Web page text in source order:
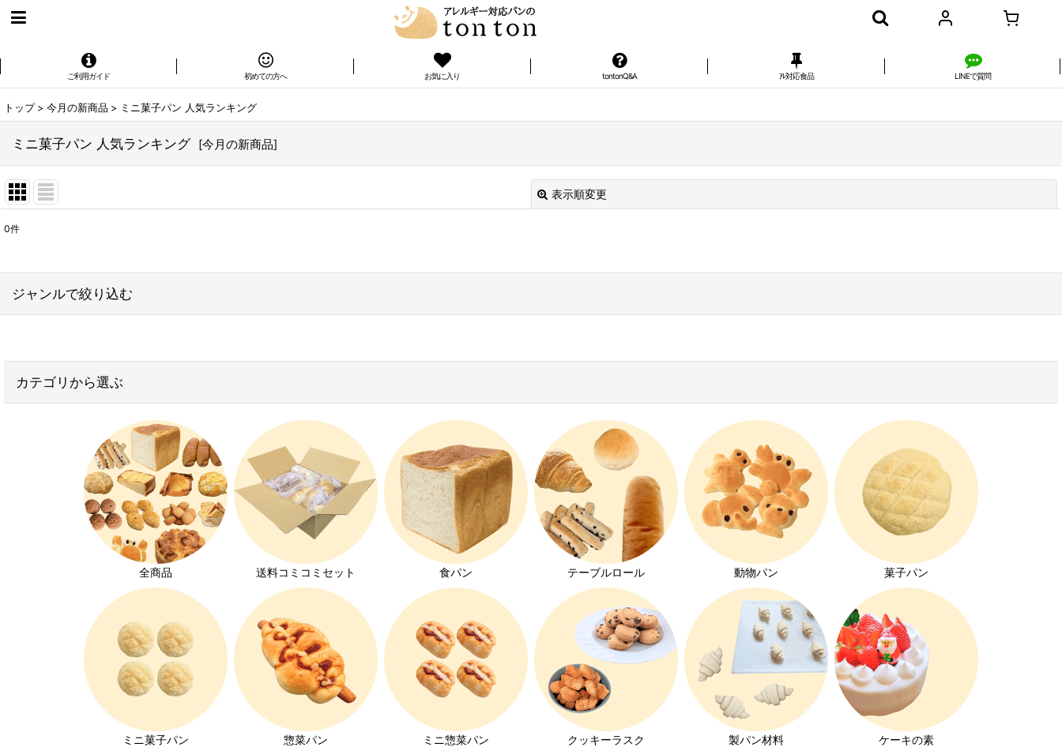
ご利用ガイド 初めての方へ お気に入り tontonQ&A ｱﾚ対応食品 LINEで質問
トップ > 今月の新商品 > ミニ菓子パン 人気ランキング
ミニ菓子パン 人気ランキング [今月の新商品]
表示順変更
在庫あり
絞り込む
0件
ジャンルで絞り込む
子供が喜ぶお菓子
ヴィーガンパン
離乳食におすすめのパン
大豆アレルギー対応
カテゴリから選ぶ
全商品 送料コミコミセット 食パン テーブルロール 動物パン 菓子パン
ミニ菓子パン 惣菜パン ミニ惣菜パン クッキーラスク 製パン材料 ケーキの素